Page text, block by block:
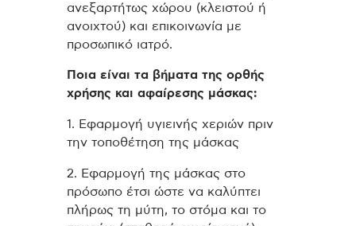
ανεξαρτήτως χώρου (κλειστού ή
ανοιχτού) και επικοινωνία με
προσωπικό ιατρό.
Ποια είναι τα βήματα της ορθής
χρήσης και αφαίρεσης μάσκας:
1. Εφαρμογή υγιεινής χεριών πριν
την τοποθέτηση της μάσκας
2. Εφαρμογή της μάσκας στο
πρόσωπο έτσι ώστε να καλύπτει
πλήρως τη μύτη, το στόμα και το